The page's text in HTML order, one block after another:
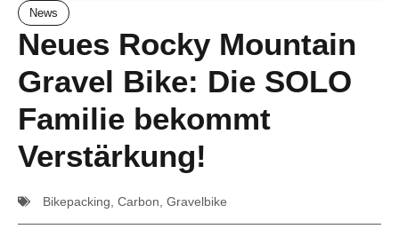
News
Neues Rocky Mountain
Gravel Bike: Die SOLO
Familie bekommt
Verstärkung!
Bikepacking Carbon Gravelbike